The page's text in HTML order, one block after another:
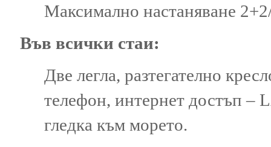
Максимално настаняване
Във всички стаи:
Две легла, разтегателно
телефон, интернет достъп –
гледка към морето.